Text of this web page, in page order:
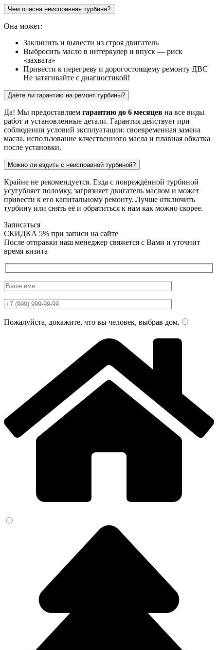
Чем опасна неисправная турбина?
Она может:
Заклинить и вывести из строя двигатель
Выбросить масло в интеркулер и впуск — риск
«захвата»
Привести к перегреву и дорогостоящему ремонту ДВС
Не затягивайте с диагностикой!
Даёте ли гарантию на ремонт турбины?
Да! Мы предоставляем гарантию до 6 месяцев на все виды
работ и установленные детали. Гарантия действует при
соблюдении условий эксплуатации: своевременная замена
масла, использование качественного масла и плавная обкатка
после установки.
Можно ли ездить с неисправной турбиной?
Крайне не рекомендуется. Езда с повреждённой турбиной
усугубляет поломку, загрязняет двигатель маслом и может
привести к его капитальному ремонту. Лучше отключить
турбину или снять её и обратиться к нам как можно скорее.
Записаться
СКИДКА 5% при записи на сайте
После отправки наш менеджер свяжется с Вами и уточнит
время визита
Пожалуйста, докажите, что вы человек, выбрав дом.